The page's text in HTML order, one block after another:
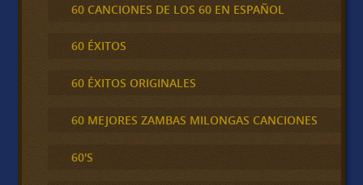
60 CANCIONES DE LOS 60 EN ESPAÑOL
60 ÉXITOS
60 ÉXITOS ORIGINALES
60 MEJORES ZAMBAS MILONGAS CANCIONES
60'S